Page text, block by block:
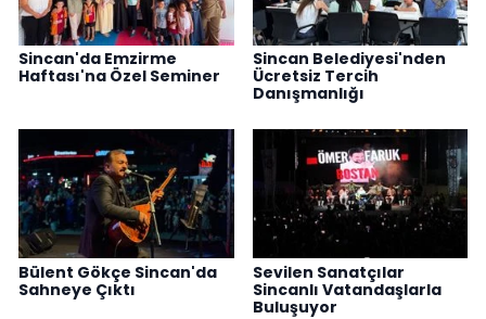
Sincan'da Emzirme
Haftası'na Özel Seminer
Sincan Belediyesi'nden
Ücretsiz Tercih
Danışmanlığı
Bülent Gökçe Sincan'da
Sahneye Çıktı
Sevilen Sanatçılar
Sincanlı Vatandaşlarla
Buluşuyor